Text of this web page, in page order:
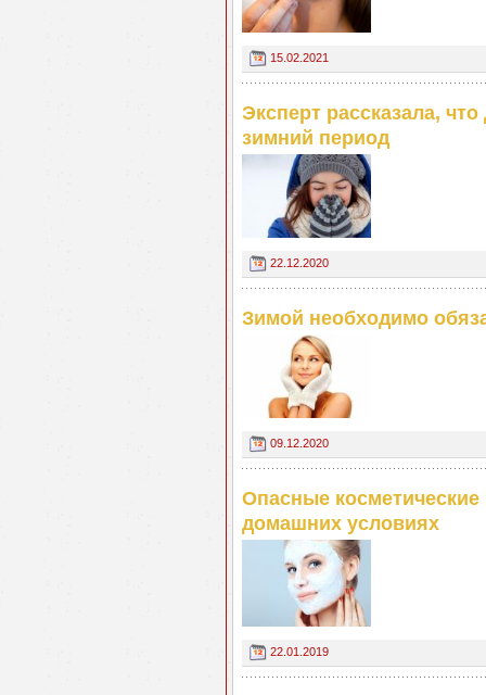
15.02.2021
Эксперт рассказала,
зимний период
22.12.2020
Зимой необходимо
09.12.2020
Опасные
домашних условиях
22.01.2019